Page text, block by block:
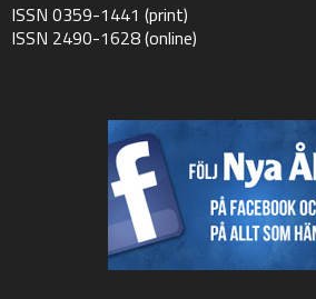
ISSN 0359-1441 (print)
ISSN 2490-1628 (online)